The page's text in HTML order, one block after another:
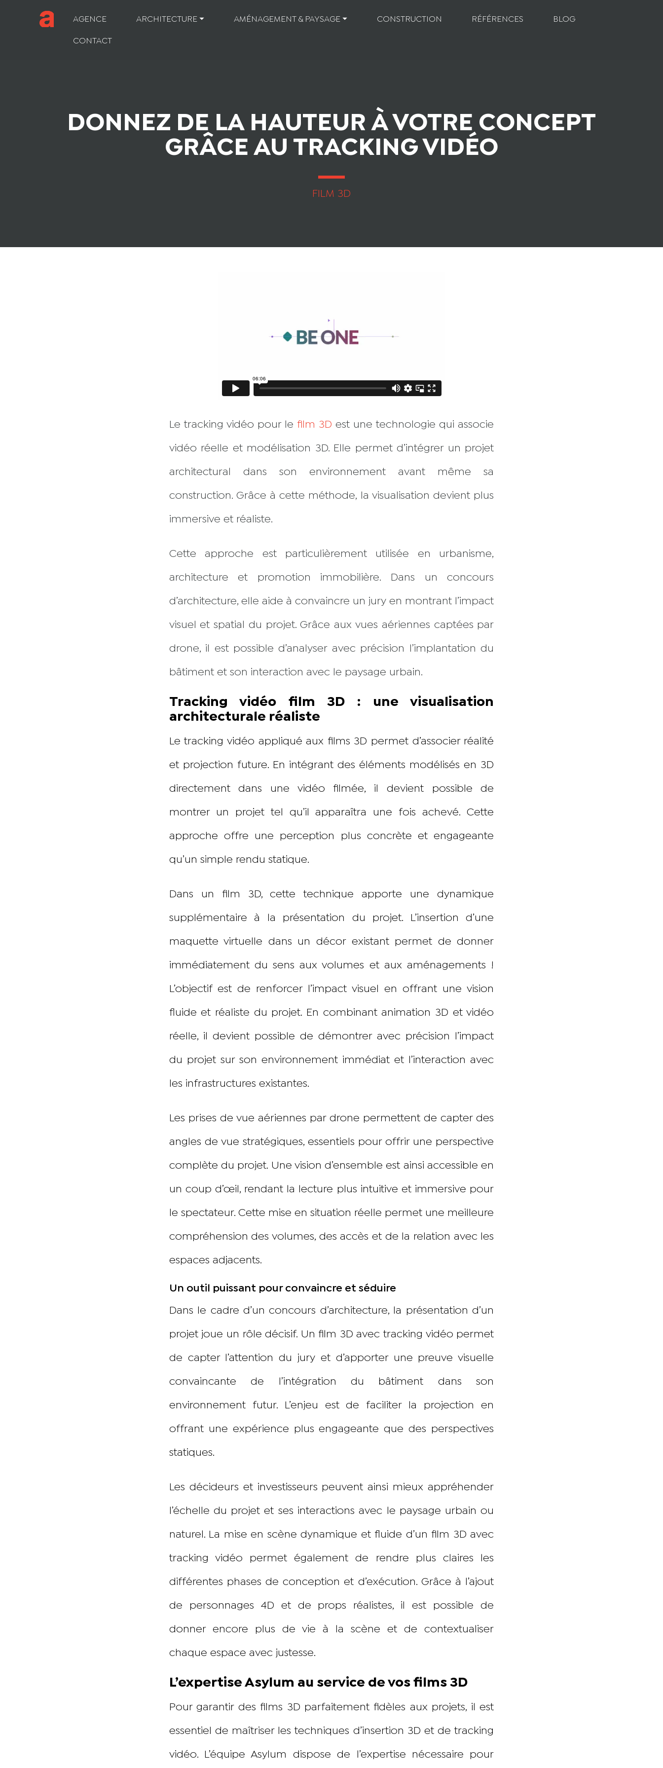
AGENCE ARCHITECTURE ⏷ AMÉNAGEMENT & PAYSAGE ⏷ CONSTRUCTION RÉFÉRENCES BLOG
CONTACT
DONNEZ DE LA HAUTEUR À VOTRE CONCEPT
GRÂCE AU TRACKING VIDÉO
FILM 3D
Le tracking vidéo pour le film 3D est une technologie qui associe
vidéo réelle et modélisation 3D. Elle permet d’intégrer un projet
architectural dans son environnement avant même sa
construction. Grâce à cette méthode, la visualisation devient plus
immersive et réaliste.
Cette approche est particulièrement utilisée en urbanisme,
architecture et promotion immobilière. Dans un concours
d’architecture, elle aide à convaincre un jury en montrant l’impact
visuel et spatial du projet. Grâce aux vues aériennes captées par
drone, il est possible d’analyser avec précision l’implantation du
bâtiment et son interaction avec le paysage urbain.
Tracking vidéo film 3D : une visualisation
architecturale réaliste
Le tracking vidéo appliqué aux films 3D permet d’associer réalité
et projection future. En intégrant des éléments modélisés en 3D
directement dans une vidéo filmée, il devient possible de
montrer un projet tel qu’il apparaîtra une fois achevé. Cette
approche offre une perception plus concrète et engageante
qu’un simple rendu statique.
Dans un film 3D, cette technique apporte une dynamique
supplémentaire à la présentation du projet. L’insertion d’une
maquette virtuelle dans un décor existant permet de donner
immédiatement du sens aux volumes et aux aménagements !
L’objectif est de renforcer l’impact visuel en offrant une vision
fluide et réaliste du projet. En combinant animation 3D et vidéo
réelle, il devient possible de démontrer avec précision l’impact
du projet sur son environnement immédiat et l’interaction avec
les infrastructures existantes.
Les prises de vue aériennes par drone permettent de capter des
angles de vue stratégiques, essentiels pour offrir une perspective
complète du projet. Une vision d’ensemble est ainsi accessible en
un coup d’œil, rendant la lecture plus intuitive et immersive pour
le spectateur. Cette mise en situation réelle permet une meilleure
compréhension des volumes, des accès et de la relation avec les
espaces adjacents.
Un outil puissant pour convaincre et séduire
Dans le cadre d’un concours d’architecture, la présentation d’un
projet joue un rôle décisif. Un film 3D avec tracking vidéo permet
de capter l’attention du jury et d’apporter une preuve visuelle
convaincante de l’intégration du bâtiment dans son
environnement futur. L’enjeu est de faciliter la projection en
offrant une expérience plus engageante que des perspectives
statiques.
Les décideurs et investisseurs peuvent ainsi mieux appréhender
l’échelle du projet et ses interactions avec le paysage urbain ou
naturel. La mise en scène dynamique et fluide d’un film 3D avec
tracking vidéo permet également de rendre plus claires les
différentes phases de conception et d’exécution. Grâce à l’ajout
de personnages 4D et de props réalistes, il est possible de
donner encore plus de vie à la scène et de contextualiser
chaque espace avec justesse.
L’expertise Asylum au service de vos films 3D
Pour garantir des films 3D parfaitement fidèles aux projets, il est
essentiel de maîtriser les techniques d’insertion 3D et de tracking
vidéo. L’équipe Asylum dispose de l’expertise nécessaire pour